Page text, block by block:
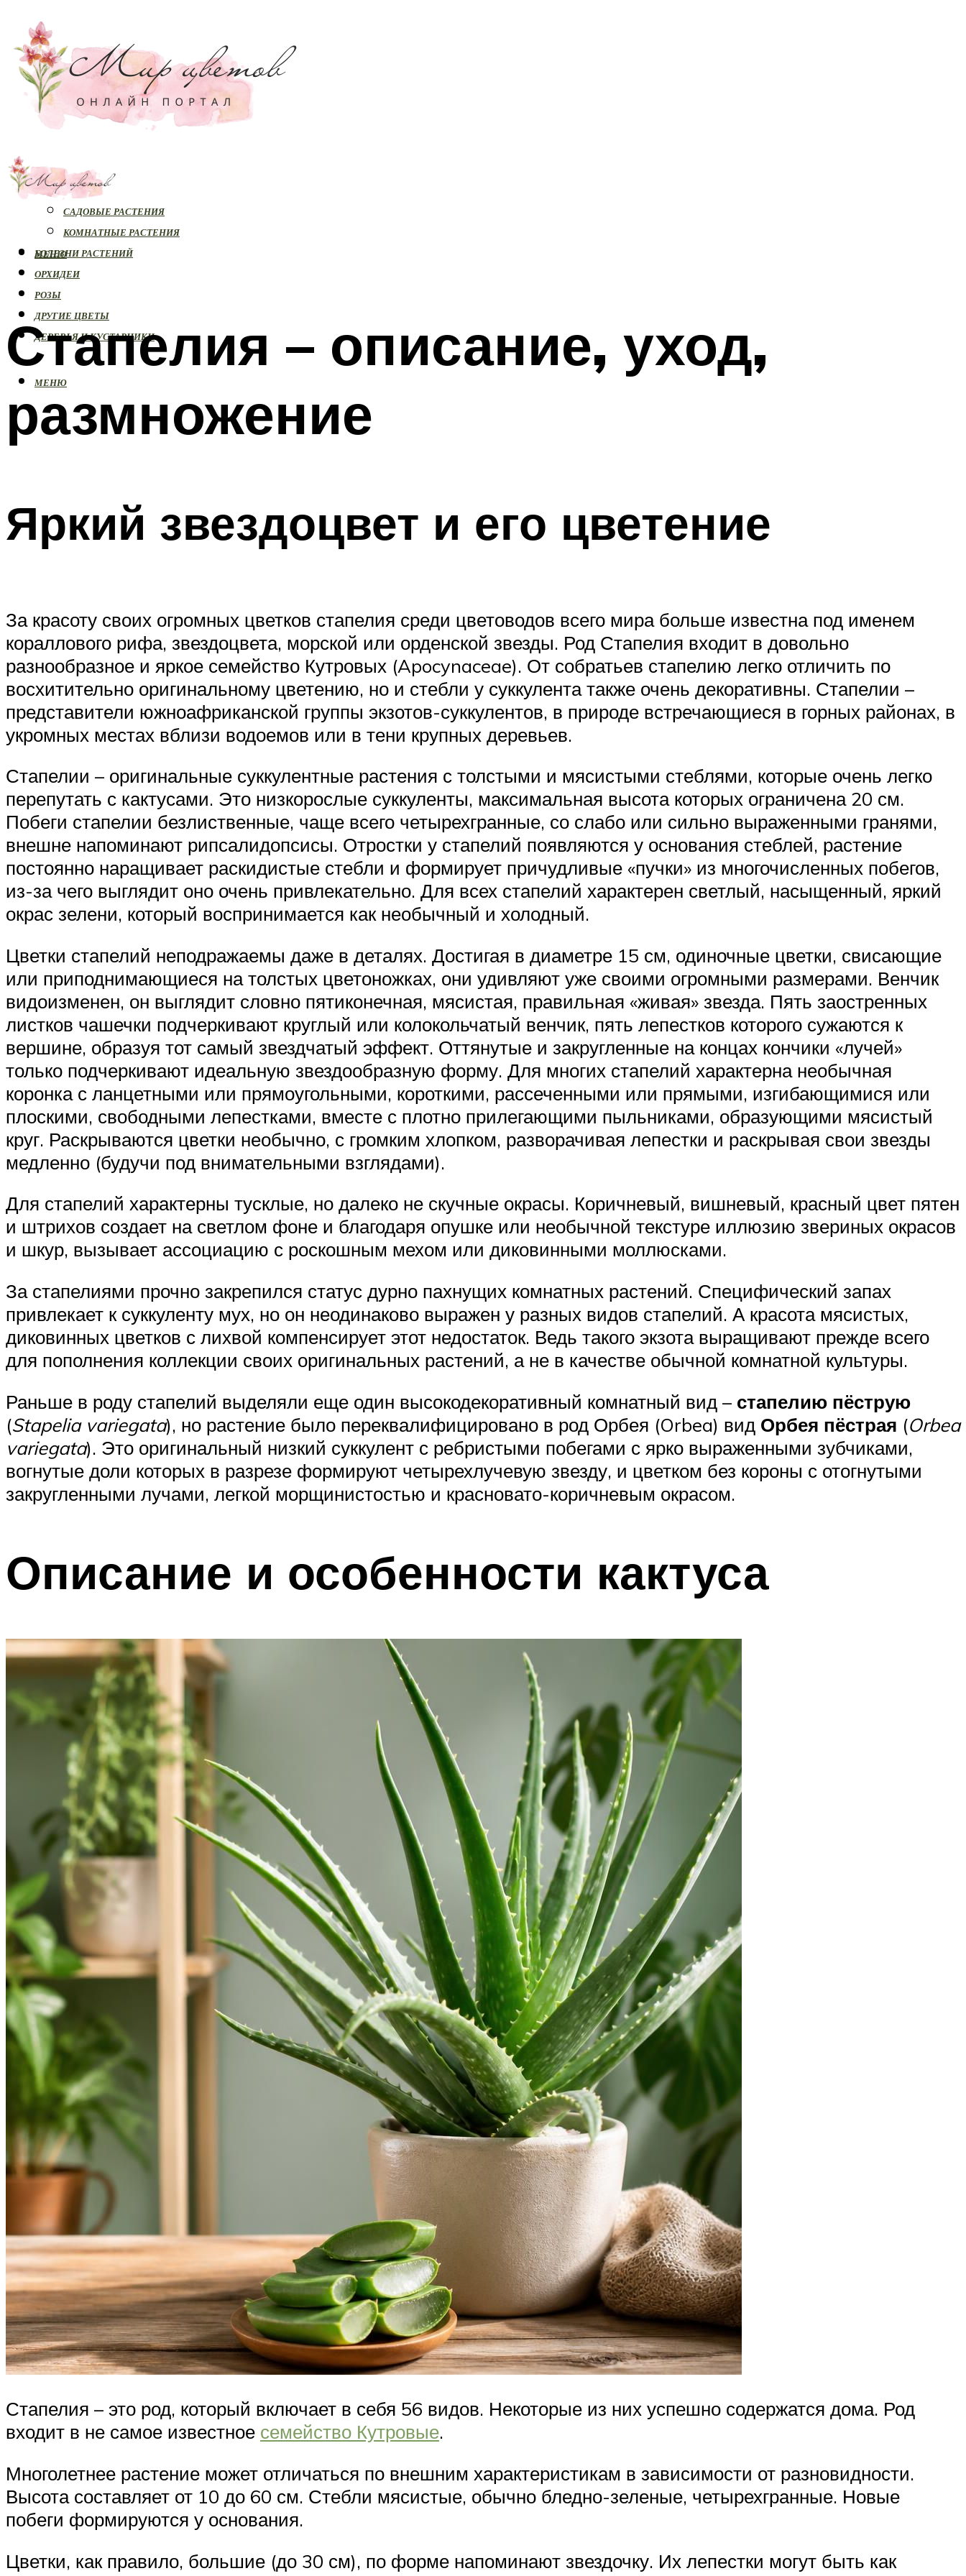
РАСТЕНИЯ
САДОВЫЕ РАСТЕНИЯ
КОМНАТНЫЕ РАСТЕНИЯ
БОЛЕЗНИ РАСТЕНИЙ
ОРХИДЕИ
РОЗЫ
ДРУГИЕ ЦВЕТЫ
ДЕРЕВЬЯ И КУСТАРНИКИ
МЕНЮ
МЕНЮ
Стапелия – описание, уход,
размножение
Яркий звездоцвет и его цветение
За красоту своих огромных цветков стапелия среди цветоводов всего мира больше известна под именем
кораллового рифа, звездоцвета, морской или орденской звезды. Род Стапелия входит в довольно
разнообразное и яркое семейство Кутровых (Apocynaceae). От собратьев стапелию легко отличить по
восхитительно оригинальному цветению, но и стебли у суккулента также очень декоративны. Стапелии –
представители южноафриканской группы экзотов-суккулентов, в природе встречающиеся в горных районах, в
укромных местах вблизи водоемов или в тени крупных деревьев.
Стапелии – оригинальные суккулентные растения с толстыми и мясистыми стеблями, которые очень легко
перепутать с кактусами. Это низкорослые суккуленты, максимальная высота которых ограничена 20 см.
Побеги стапелии безлиственные, чаще всего четырехгранные, со слабо или сильно выраженными гранями,
внешне напоминают рипсалидопсисы. Отростки у стапелий появляются у основания стеблей, растение
постоянно наращивает раскидистые стебли и формирует причудливые «пучки» из многочисленных побегов,
из-за чего выглядит оно очень привлекательно. Для всех стапелий характерен светлый, насыщенный, яркий
окрас зелени, который воспринимается как необычный и холодный.
Цветки стапелий неподражаемы даже в деталях. Достигая в диаметре 15 см, одиночные цветки, свисающие
или приподнимающиеся на толстых цветоножках, они удивляют уже своими огромными размерами. Венчик
видоизменен, он выглядит словно пятиконечная, мясистая, правильная «живая» звезда. Пять заостренных
листков чашечки подчеркивают круглый или колокольчатый венчик, пять лепестков которого сужаются к
вершине, образуя тот самый звездчатый эффект. Оттянутые и закругленные на концах кончики «лучей»
только подчеркивают идеальную звездообразную форму. Для многих стапелий характерна необычная
коронка с ланцетными или прямоугольными, короткими, рассеченными или прямыми, изгибающимися или
плоскими, свободными лепестками, вместе с плотно прилегающими пыльниками, образующими мясистый
круг. Раскрываются цветки необычно, с громким хлопком, разворачивая лепестки и раскрывая свои звезды
медленно (будучи под внимательными взглядами).
Для стапелий характерны тусклые, но далеко не скучные окрасы. Коричневый, вишневый, красный цвет пятен
и штрихов создает на светлом фоне и благодаря опушке или необычной текстуре иллюзию звериных окрасов
и шкур, вызывает ассоциацию с роскошным мехом или диковинными моллюсками.
За стапелиями прочно закрепился статус дурно пахнущих комнатных растений. Специфический запах
привлекает к суккуленту мух, но он неодинаково выражен у разных видов стапелий. А красота мясистых,
диковинных цветков с лихвой компенсирует этот недостаток. Ведь такого экзота выращивают прежде всего
для пополнения коллекции своих оригинальных растений, а не в качестве обычной комнатной культуры.
Раньше в роду стапелий выделяли еще один высокодекоративный комнатный вид – стапелию пёструю
(Stapelia variegata), но растение было переквалифицировано в род Орбея (Orbea) вид Орбея пёстрая (Orbea
variegata). Это оригинальный низкий суккулент с ребристыми побегами с ярко выраженными зубчиками,
вогнутые доли которых в разрезе формируют четырехлучевую звезду, и цветком без короны с отогнутыми
закругленными лучами, легкой морщинистостью и красновато-коричневым окрасом.
Описание и особенности кактуса
Стапелия – это род, который включает в себя 56 видов. Некоторые из них успешно содержатся дома. Род
входит в не самое известное семейство Кутровые.
Многолетнее растение может отличаться по внешним характеристикам в зависимости от разновидности.
Высота составляет от 10 до 60 см. Стебли мясистые, обычно бледно-зеленые, четырехгранные. Новые
побеги формируются у основания.
Цветки, как правило, большие (до 30 см), по форме напоминают звездочку. Их лепестки могут быть как